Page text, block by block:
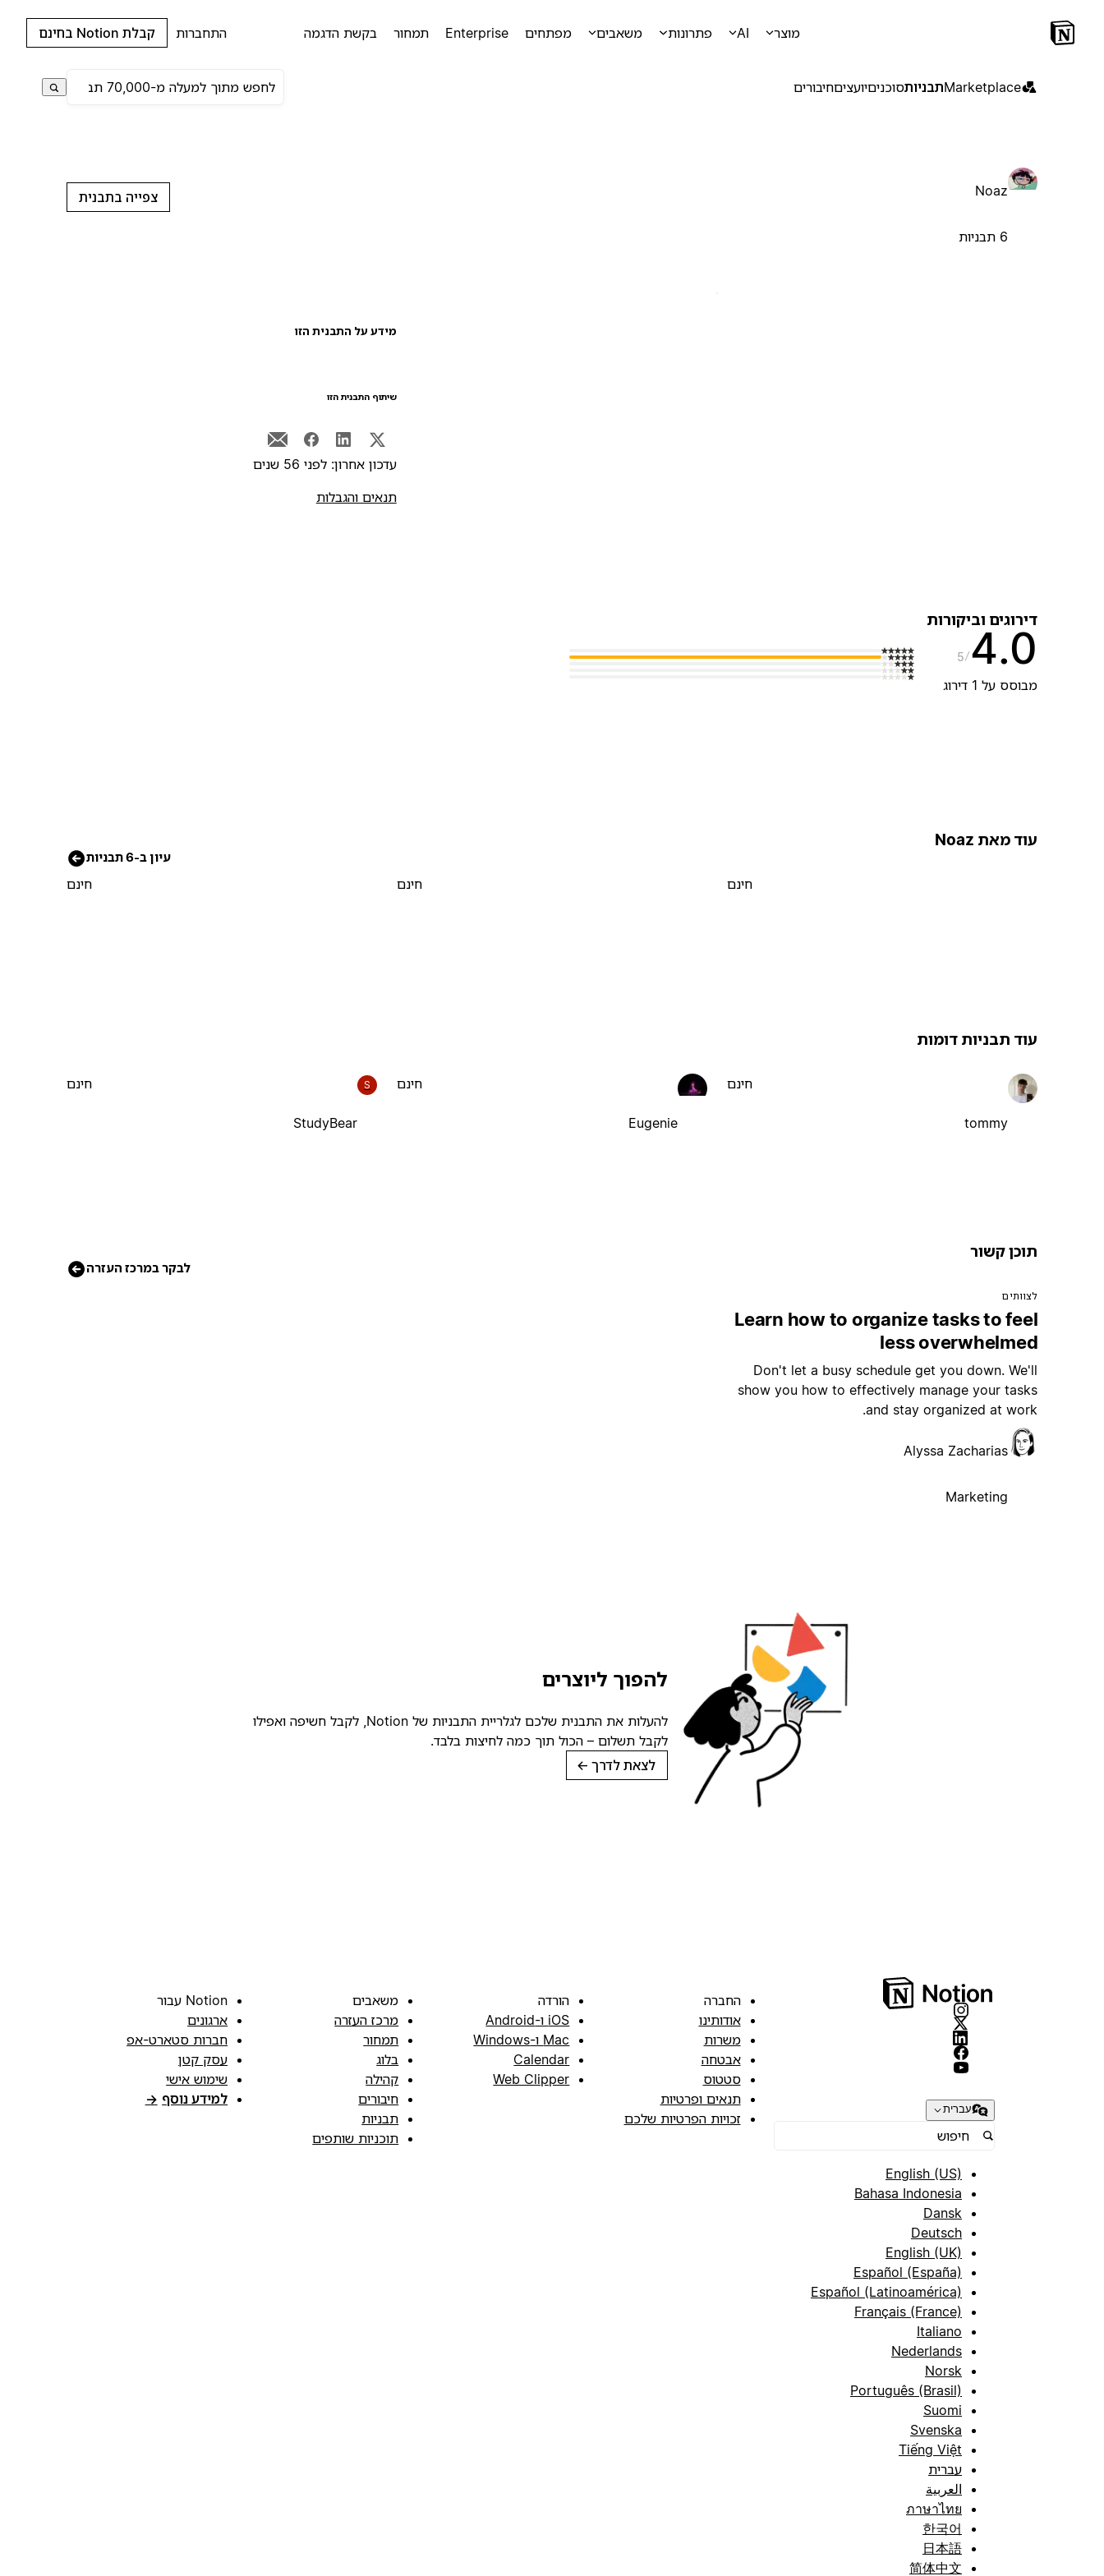
מוצר AI פתרונות משאבים מפתחים Enterprise תמחור בקשת הדגמה התחברות קבלת Notion בחינם
Marketplaceתבניותסוכניםיועציםחיבורים
Noaz
6 תבניות
צפייה בתבנית
מידע על התבנית הזו
שיתוף התבנית הזו
עדכון אחרון: לפני 56 שנים
תנאים והגבלות
דירוגים וביקורות
4.0
5
מבוסס על 1 דירוג
עוד מאת Noaz
עיון ב-6 תבניות
חינם חינם חינם
עוד תבניות דומות
tommy
חינם
Eugenie
חינם S
StudyBear
חינם
תוכן קשור
לבקר במרכז העזרה
לצוותים
Learn how to organize tasks to feel
less overwhelmed
Don't let a busy schedule get you down. We'll
show you how to effectively manage your tasks
and stay organized at work.
Alyssa Zacharias
Marketing
להפוך ליוצרים
להעלות את התבנית שלכם לגלריית התבניות של Notion, לקבל חשיפה ואפילו
לקבל תשלום – הכול תוך כמה לחיצות בלבד.
לצאת לדרך →
עברית
English (US)
Bahasa Indonesia
Dansk
Deutsch
English (UK)
Español (España)
Español (Latinoamérica)
Français (France)
Italiano
Nederlands
Norsk
Português (Brasil)
Suomi
Svenska
Tiếng Việt
עברית
العربية
ภาษาไทย
한국어
日本語
简体中文
החברה
אודותינו
משרות
אבטחה
סטטוס
תנאים ופרטיות
זכויות הפרטיות שלכם
הורדה
iOS ו-Android
Mac ו-Windows
Calendar
Web Clipper
משאבים
מרכז העזרה
תמחור
בלוג
קהילה
חיבורים
תבניות
תוכניות שותפים
Notion עבור
ארגונים
חברות סטארט-אפ
עסק קטן
שימוש אישי
למידע נוסף →